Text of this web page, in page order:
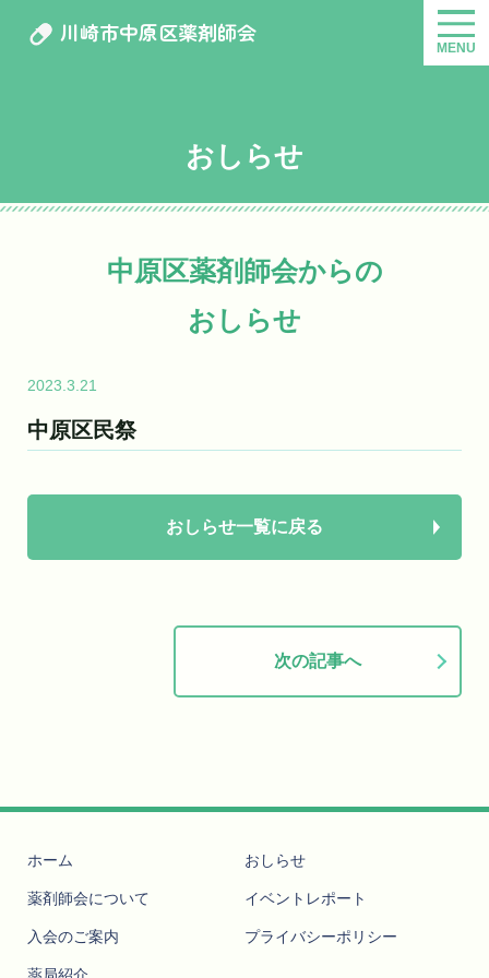
川崎市中原区薬剤師会
MENU
おしらせ
中原区薬剤師会からの
おしらせ
2023.3.21
中原区民祭
おしらせ一覧に戻る
次の記事へ
ホーム
薬剤師会について
入会のご案内
おしらせ
イベントレポート
プライバシーポリシー